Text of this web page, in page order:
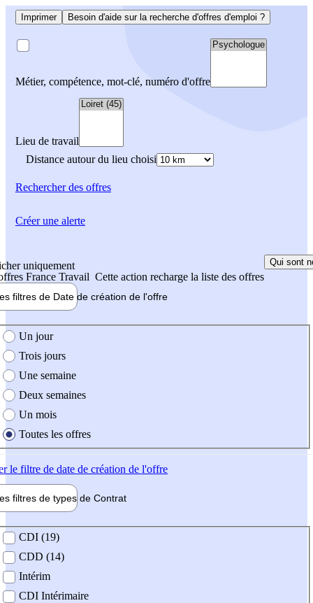
Imprimer Besoin d'aide sur la recherche d'offres d'emploi ?
Métier, compétence, mot-clé, numéro d'offre
Lieu de travail
Distance autour du lieu choisi
Rechercherdes offres
uniquement
France Travail Cette action recharge la liste des offres
Qui sont
filtres de Date de création de l'offre
création de l'offre
Un jour
Trois jours
Une semaine
Deux semaines
Un mois
Toutes les offres
le filtre de date de création de l'offre
filtres de types de Contrat
contrat
CDI (19)
CDD (14)
Intérim
CDI Intérimaire
Créer une alerte